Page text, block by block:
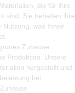
die für ihre
sind. Sie behalten ihre
Nutzung, was Ihnen
Zuhause
Produktion. Unsere
hergestellt und
bei.